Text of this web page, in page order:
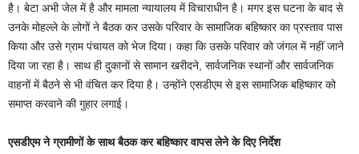
है। बेटा अभी जेल में है और मामला न्यायालय में विचाराधीन है। मगर इस घटना के बाद से
उनके मोहल्ले के लोगों ने बैठक कर उसके परिवार के सामाजिक बहिष्कार का प्रस्ताव पास
किया और उसे ग्राम पंचायत को भेज दिया। कहा कि उसके परिवार को जंगल में नहीं जाने
दिया जा रहा है। साथ ही दुकानों से सामान खरीदने, सार्वजनिक स्थानों और सार्वजनिक
वाहनों में बैठने से भी वंचित कर दिया है। उन्होंने एसडीएम से इस सामाजिक बहिष्कार को
समाप्त करवाने की गुहार लगाई।
एसडीएम ने ग्रामीणों के साथ बैठक कर बहिष्कार वापस लेने के दिए निर्देश